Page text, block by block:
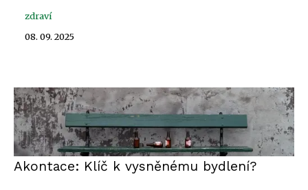
zdraví
08. 09. 2025
Akontace: Klíč k vysněnému bydlení?